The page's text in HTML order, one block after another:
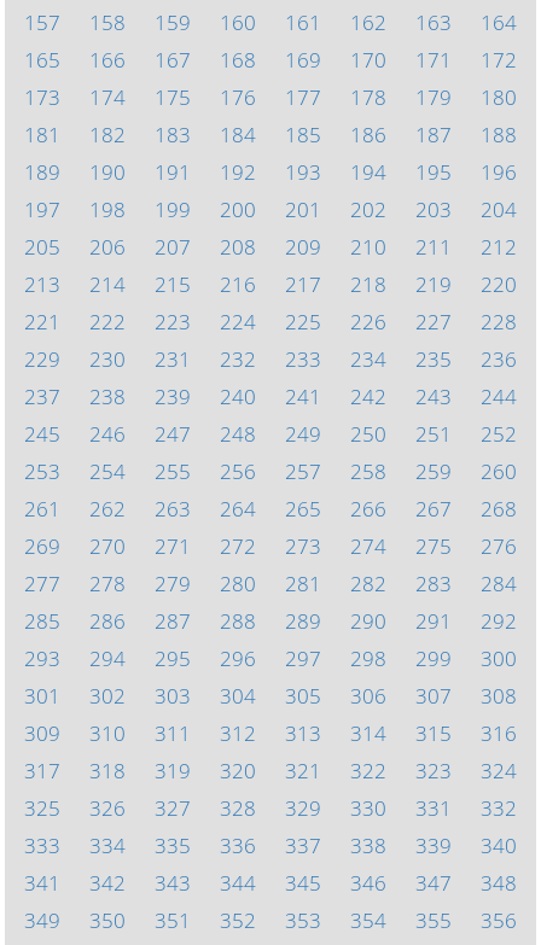
157
158 159 160 161 162 163
164
165
166 167 168 169 170 171
172
173
174 175 176 177 178 179
180
181
182 183 184 185 186 187
188
189
190 191 192 193 194 195
196
197
198 199 200 201 202 203
204
205
206 207 208 209 210 211
212
213
214 215 216 217 218 219
220
221
222 223 224 225 226 227
228
229
230 231 232 233 234 235
236
237
238 239 240 241 242 243
244
245
246 247 248 249 250 251
252
253
254 255 256 257 258 259
260
261
262 263 264 265 266 267
268
269
270 271 272 273 274 275
276
277
278 279 280 281 282 283
284
285
286 287 288 289 290 291
292
293
294 295 296 297 298 299
300
301
302 303 304 305 306 307
308
309
310 311 312 313 314 315
316
317
318 319 320 321 322 323
324
325
326 327 328 329 330 331
332
333
334 335 336 337 338 339
340
341
342 343 344 345 346 347
348
349
350 351 352 353 354 355
356